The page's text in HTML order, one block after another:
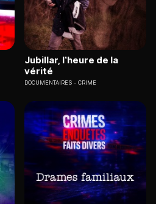
Jubillar, l’heure de la
vérité
DOCUMENTAIRES CRIME